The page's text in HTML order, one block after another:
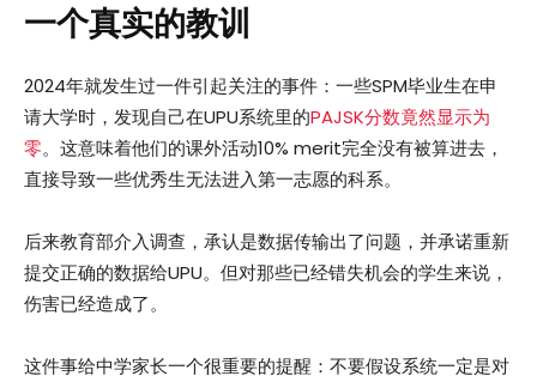
一个真实的教训
2024年就发生过一件引起关注的事件：一些SPM毕业生在申
请大学时，发现自己在UPU系统里的PAJSK分数竟然显示为
零。这意味着他们的课外活动10% merit完全没有被算进去，
直接导致一些优秀生无法进入第一志愿的科系。
后来教育部介入调查，承认是数据传输出了问题，并承诺重新
提交正确的数据给UPU。但对那些已经错失机会的学生来说，
伤害已经造成了。
这件事给中学家长一个很重要的提醒：不要假设系统一定是对